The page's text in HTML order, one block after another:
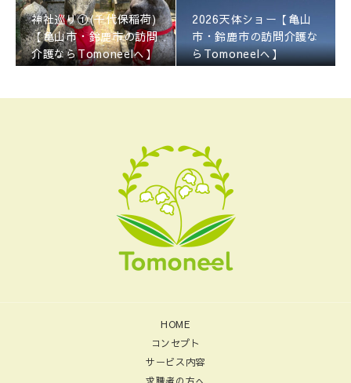
神社巡り①(千代保稲荷)
【亀山市・鈴鹿市の訪問
介護ならTomoneelへ】
2026天体ショー【亀山
市・鈴鹿市の訪問介護な
らTomoneelへ】
HOME
コンセプト
サービス内容
求職者の方へ